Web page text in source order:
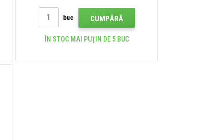
buc CUMPĂRĂ
ÎN STOC MAI PUȚIN DE 5 BUC